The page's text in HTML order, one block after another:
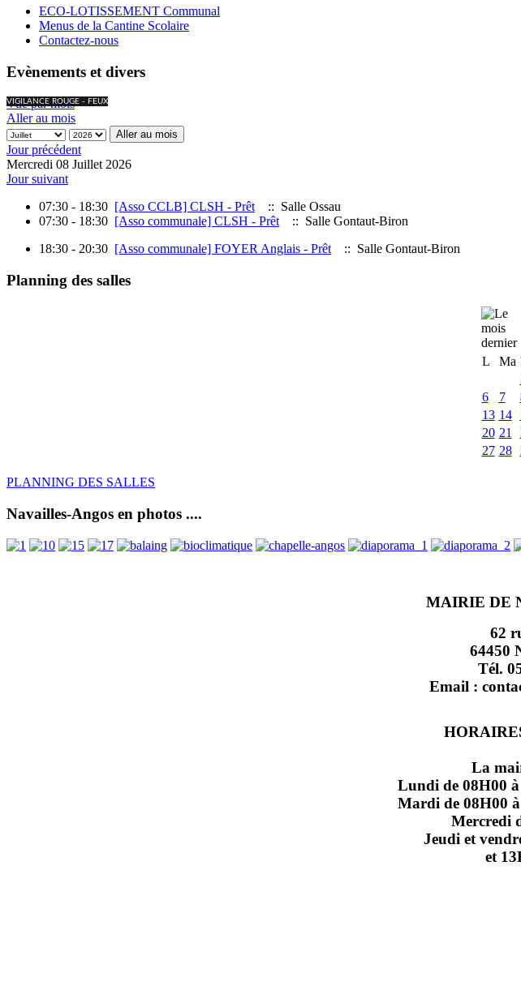
ECO-LOTISSEMENT Communal
Menus de la Cantine Scolaire
Contactez-nous
Evènements et divers
VIGILANCE ROUGE - FEUX
Vue par mois
Aller au mois
Aller au mois
Jour précédent
Mercredi 08 Juillet 2026
Jour suivant
07:30 - 18:30 [Asso CCLB] CLSH - Prêt
:: Salle Ossau
07:30 - 18:30 [Asso communale] CLSH - Prêt
:: Salle Gontaut-Biron
18:30 - 20:30 [Asso communale] FOYER Anglais - Prêt :: Salle Gontaut-Biron
Planning des salles
L
Ma
6
7
13 14
20 21
27 28
PLANNING DES SALLES
Navailles-Angos en photos ....
MAIRIE DE
62
64450
Tél.
Email :
La
Lundi de 08H00
Mardi de 08H00
Mercredi
Jeudi et
et